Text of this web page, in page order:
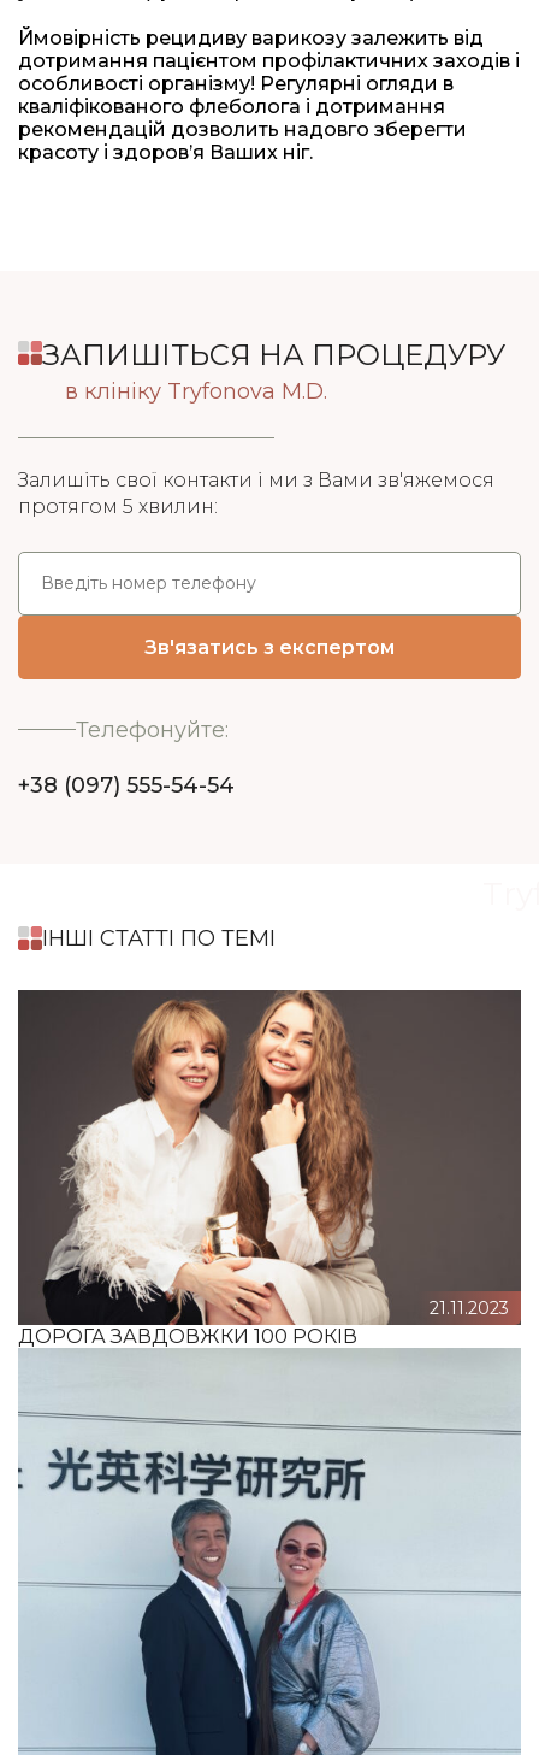
Ймовірність рецидиву варикозу залежить від
дотримання пацієнтом профілактичних заходів і
особливості організму! Регулярні огляди в
кваліфікованого флеболога і дотримання
рекомендацій дозволить надовго зберегти
красоту і здоров’я Ваших ніг.
ЗАПИШІТЬСЯ НА ПРОЦЕДУРУ
в клініку Tryfonova M.D.
Залишіть свої контакти і ми з Вами зв'яжемося
протягом 5 хвилин:
Телефонуйте:
+38 (097) 555-54-54
ІНШІ СТАТТІ ПО ТЕМІ
21.11.2023
ДОРОГА ЗАВДОВЖКИ 100 РОКІВ